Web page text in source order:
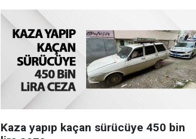
Kaza yapıp kaçan sürücüye 450 bin